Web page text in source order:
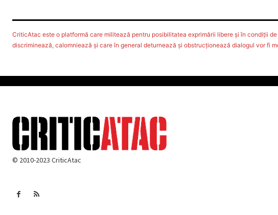
CriticAtac este o platformă care militează pentru posibilitatea exprimării libere şi în condiţii
discriminează, calomniează şi care în general deturnează şi obstrucţionează dialogul vor fi
© 2010-2023 CriticAtac